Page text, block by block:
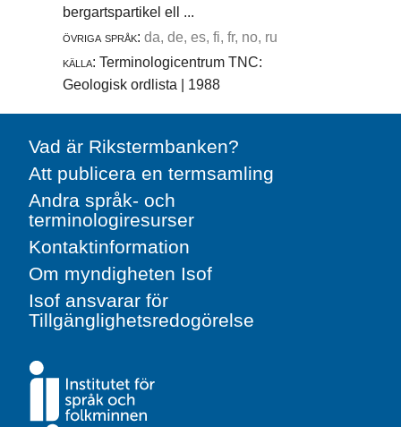
bergartspartikel ell ...
övriga språk: da, de, es, fi, fr, no, ru
källa: Terminologicentrum TNC:
Geologisk ordlista | 1988
Vad är Rikstermbanken?
Att publicera en termsamling
Andra språk- och
terminologiresurser
Kontaktinformation
Om myndigheten Isof
Isof ansvarar för
Tillgänglighetsredogörelse